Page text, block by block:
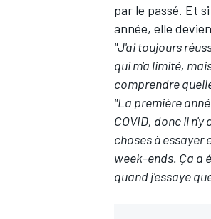
par le passé. Et
année, elle
"J'ai toujours
qui m'a limité,
comprendre
"La première
COVID, donc il
choses à essayer
week-ends. Ça a
quand j'essaye